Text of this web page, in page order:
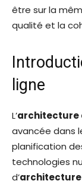
être sur la
qualité et la
ligne
L’architecture
avancée dans
planification
technologies
d’architecture